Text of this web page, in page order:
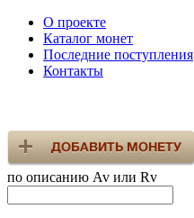
О проекте
Каталог монет
Последние поступления
Контакты
по описанию Av или Rv